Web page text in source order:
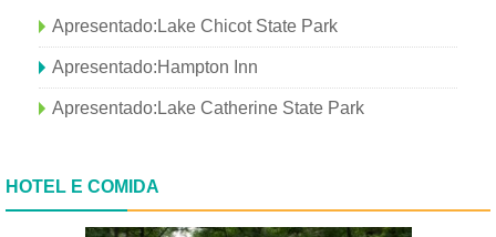
Apresentado:Lake Chicot State Park
Apresentado:Hampton Inn
Apresentado:Lake Catherine State Park
HOTEL E COMIDA